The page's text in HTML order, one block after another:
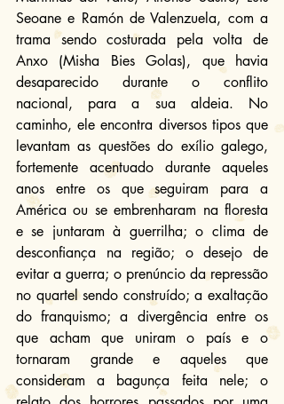
Seoane e Ramón de Valenzuela, com a
trama sendo costurada pela volta de
Anxo (Misha Bies Golas), que havia
desaparecido durante o conflito
nacional, para a sua aldeia. No
caminho, ele encontra diversos tipos que
levantam as questões do exílio galego,
fortemente acentuado durante aqueles
anos entre os que seguiram para a
América ou se embrenharam na floresta
e se juntaram à guerrilha; o clima de
desconfiança na região; o desejo de
evitar a guerra; o prenúncio da repressão
no quartel sendo construído; a exaltação
do franquismo; a divergência entre os
que acham que uniram o país e o
tornaram grande e aqueles que
consideram a bagunça feita nele; o